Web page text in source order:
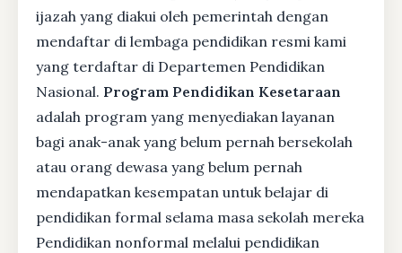
ijazah yang diakui oleh pemerintah dengan
mendaftar di lembaga pendidikan resmi kami
yang terdaftar di Departemen Pendidikan
Nasional. Program Pendidikan Kesetaraan
adalah program yang menyediakan layanan
bagi anak-anak yang belum pernah bersekolah
atau orang dewasa yang belum pernah
mendapatkan kesempatan untuk belajar di
pendidikan formal selama masa sekolah mereka
Pendidikan nonformal melalui pendidikan